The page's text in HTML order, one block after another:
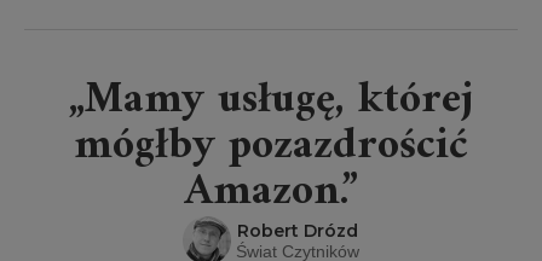
„Mamy usługę, której
mógłby pozazdrościć
Amazon.”
Robert Drózd
Świat Czytników